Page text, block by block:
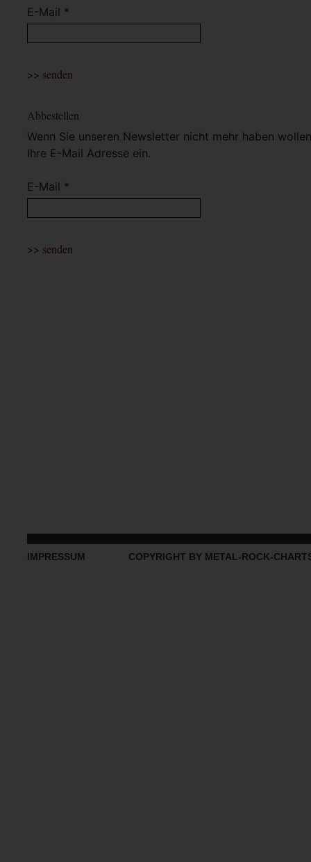
E-Mail *
Abbestellen
Wenn Sie unseren Newsletter nicht mehr haben
Ihre E-Mail Adresse ein.
E-Mail *
IMPRESSUM COPYRIGHT BY METAL-ROCK-